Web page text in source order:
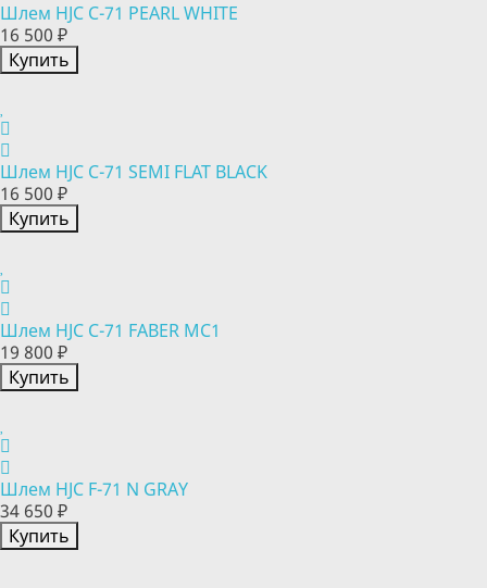
Шлем HJC C-71 PEARL WHITE
16 500 ₽
Купить
Шлем HJC C-71 SEMI FLAT BLACK
16 500 ₽
Купить
Шлем HJC C-71 FABER MC1
19 800 ₽
Купить
Шлем HJC F-71 N GRAY
34 650 ₽
Купить